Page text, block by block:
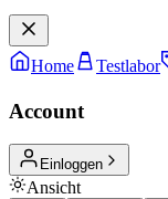
Home Testlabor
Account
Einloggen
Ansicht